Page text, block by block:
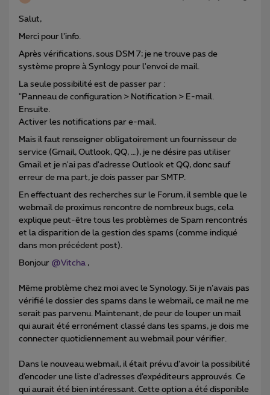
Salut,
Merci pour l’info.
Après vérifications, sous DSM 7; je ne trouve pas de
système propre à Synlogy pour l'envoi de mail.
La seule possibilité est de passer par :
"Panneau de configuration > Notification > E-mail.
Ensuite.
Activer les notifications par e-mail.
Mais il faut renseigner obligatoirement un fournisseur de
service (Gmail, Outlook, QQ, …), je ne désire pas utiliser
Gmail et je n'ai pas d'adresse Outlook et QQ, donc sauf
erreur de ma part, je dois passer par SMTP.
En effectuant des recherches sur le Forum, il semble que le
webmail de proximus rencontre de nombreux bugs, cela
explique peut-être tous les problèmes de Spam rencontrés
et la disparition de la gestion des spams (comme indiqué
dans mon précédent post).
Bonjour @Vitcha ,
Même problème chez moi avec le Synology. Si je n’avais pas
vérifié le dossier des spams dans le webmail, ce mail ne me
serait pas parvenu. Maintenant, de peur de louper un mail
qui aurait été erronément classé dans les spams, je dois me
connecter quotidiennement au webmail pour vérifier.
Dans le nouveau webmail, il était prévu d’avoir la possibilité
d’encoder une liste d’adresses d’expéditeurs approuvés. Ce
qui aurait été bien intéressant. Cette option a été disponible